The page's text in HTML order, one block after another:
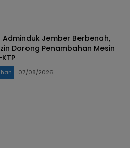
Adminduk Jember Berbenah,
Dorong Penambahan Mesin
07/08/2026